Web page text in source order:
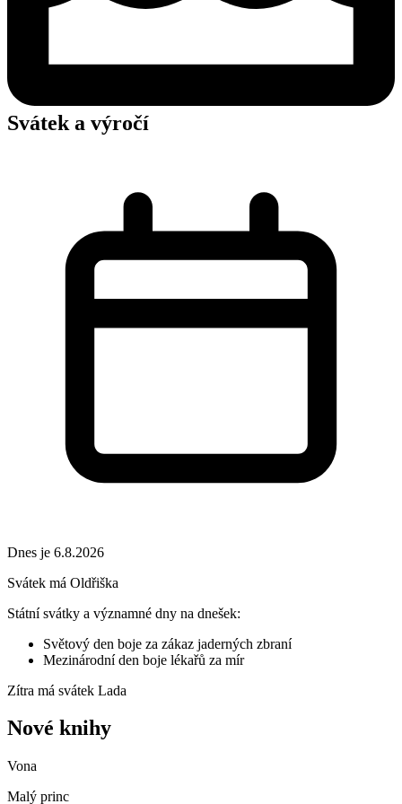
Svátek a výročí
Dnes je 6.8.2026
Svátek má Oldřiška
Státní svátky a významné dny na dnešek:
Světový den boje za zákaz jaderných zbraní
Mezinárodní den boje lékařů za mír
Zítra má svátek Lada
Nové knihy
Vona
Malý princ